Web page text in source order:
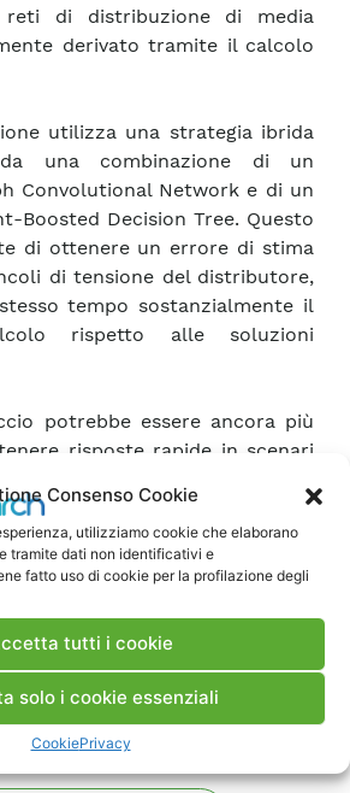
Consenso Cookie
utilizziamo cookie che elaborano
tramite dati non identificativi e
fatto uso di cookie per la profilazione degli
tutti i cookie
solo i cookie essenziali
CookiePrivacy
di distribuzione di media
derivato tramite il calcolo
utilizza una strategia ibrida
da una combinazione di un
Convolutional Network e di un
Boosted Decision Tree. Questo
di ottenere un errore di stima
di tensione del distributore,
tempo sostanzialmente il
rispetto alle soluzioni
potrebbe essere ancora più
risposte rapide in scenari
attraverso tecniche
nel caso di reti estese e multi-